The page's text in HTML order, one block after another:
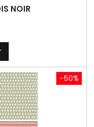
NOIR
-50%